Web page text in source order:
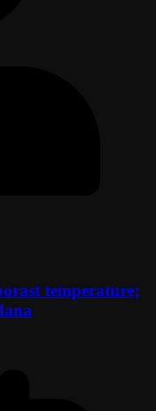
temperature;